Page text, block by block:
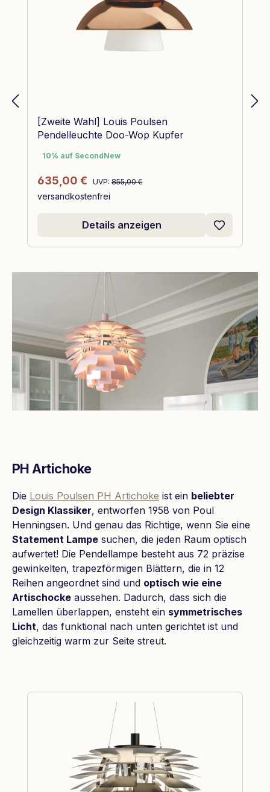
[Zweite Wahl] Louis Poulsen
Pendelleuchte Doo-Wop Kupfer
10% auf SecondNew
10% auf SecondNew
Verkaufspreis:
635,00 € Regulärer Preis:
UVP: 855,00 €
versandkostenfrei
Details anzeigen
PH Artichoke
Die Louis Poulsen PH Artichoke ist ein beliebter
Design Klassiker, entworfen 1958 von Poul
Henningsen. Und genau das Richtige, wenn Sie eine
Statement Lampe suchen, die jeden Raum optisch
aufwertet! Die Pendellampe besteht aus 72 präzise
gewinkelten, trapezförmigen Blättern, die in 12
Reihen angeordnet sind und optisch wie eine
Artischocke aussehen. Dadurch, dass sich die
Lamellen überlappen, ensteht ein symmetrisches
Licht, das funktional nach unten gerichtet ist und
gleichzeitig warm zur Seite streut.
Produktgalerie überspringen